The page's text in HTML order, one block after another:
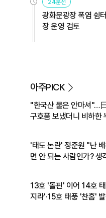
24분전
광화문광장 폭염 쉼
장 운영 검토
아주PICK
"한국산 물은 안마셔"…
구호품 보냈더니 비하한
'태도 논란' 정준원 "난
면 안 되는 사람인가? 생
13호 '돌핀' 이어 14호
지라'·15호 태풍 '찬홈'